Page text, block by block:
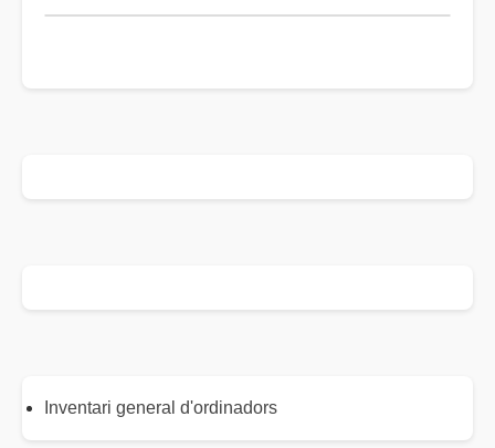
Inventari general d'ordinadors